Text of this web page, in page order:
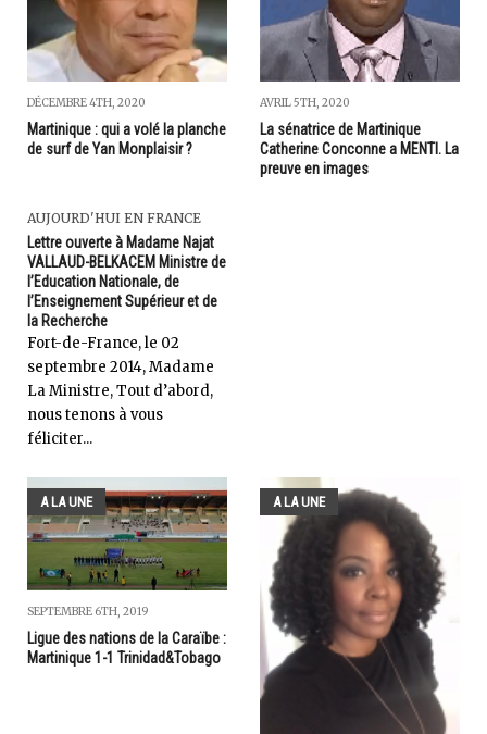
DÉCEMBRE 4TH, 2020
Martinique : qui a volé la planche
de surf de Yan Monplaisir ?
AVRIL 5TH, 2020
La sénatrice de Martinique
Catherine Conconne a MENTI. La
preuve en images
AUJOURD'HUI EN FRANCE
Lettre ouverte à Madame Najat
VALLAUD-BELKACEM Ministre de
l’Education Nationale, de
l’Enseignement Supérieur et de
la Recherche
Fort-de-France, le 02
septembre 2014, Madame
La Ministre, Tout d’abord,
nous tenons à vous
féliciter...
A LA UNE
SEPTEMBRE 6TH, 2019
Ligue des nations de la Caraïbe :
Martinique 1-1 Trinidad&Tobago
A LA UNE